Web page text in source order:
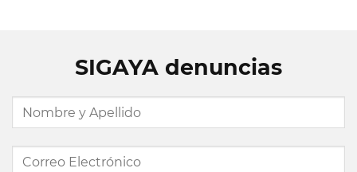
SIGAYA denuncias